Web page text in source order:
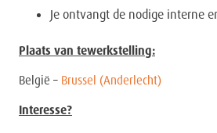
Je ontvangt de nodige interne
Plaats van tewerkstelling:
België – Brussel (Anderlecht)
Interesse?